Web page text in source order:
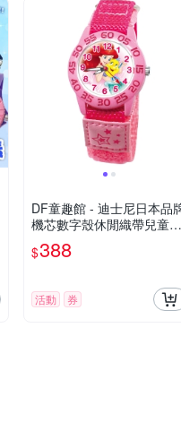
DF童趣館 - 迪士尼日本品
機芯數字殼休閒織帶兒童手
錶 - 多款可選
$388
活動 券